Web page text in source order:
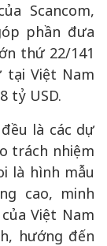
Scancom,
phần đưa
thứ 22/141
tại Việt Nam
tỷ USD.
là các dự
trách nhiệm
là hình mẫu
cao, minh
Việt Nam
hướng đến